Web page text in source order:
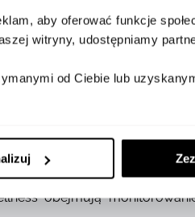
aby oferować funkcje
witryny, udostępniamy
od Ciebie lub
której znajduje się
łączy gumę z tekstylną
poduszek dla
spersonalizowane
są dedykowane tarcze
obejmują